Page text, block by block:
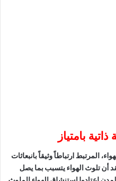
بامتياز
المرتبط ارتباطاً وثيقاً بانبعاثات
أن تلوث الهواء يتسبب بما يصل